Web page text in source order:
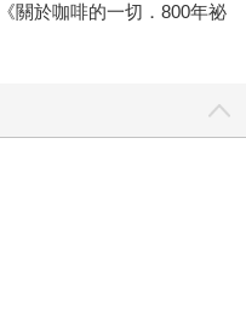
關於咖啡的一切．800年祕